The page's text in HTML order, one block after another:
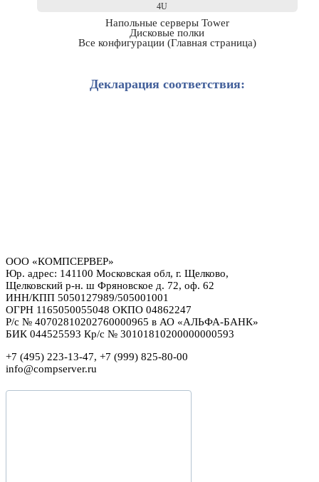
4U
Напольные серверы Tower
Дисковые полки
Все конфигурации (Главная страница)
Декларация соответствия:
ООО «КОМПСЕРВЕР»
Юр. адрес: 141100 Московская обл, г. Щелково,
Щелковский р-н. ш Фряновское д. 72, оф. 62
ИНН/КПП 5050127989/505001001
ОГРН 1165050055048 ОКПО 04862247
Р/с № 40702810202760000965 в АО «АЛЬФА-БАНК»
БИК 044525593 Кр/с № 30101810200000000593
+7 (495) 223-13-47, +7 (999) 825-80-00
info@compserver.ru